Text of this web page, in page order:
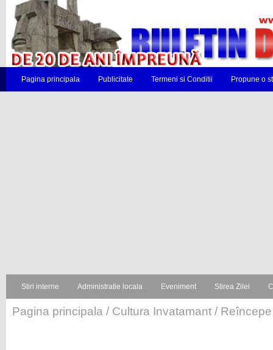
Pagina principala Publicitate Termeni si Conditii Propune o
Stiri interne Administratie locala Eveniment Stirea Zilei
Pagina principala / Cultura Invatamant /